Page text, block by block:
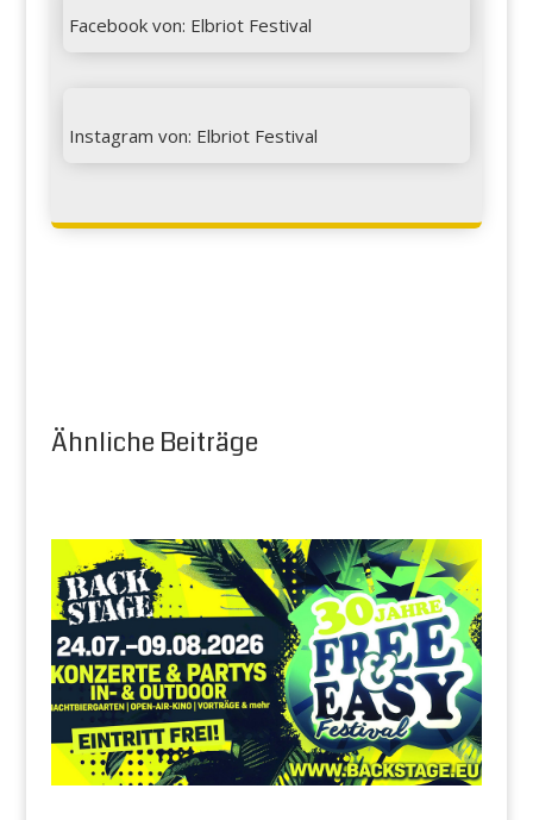
Facebook von: Elbriot Festival
Instagram von: Elbriot Festival
Ähnliche Beiträge